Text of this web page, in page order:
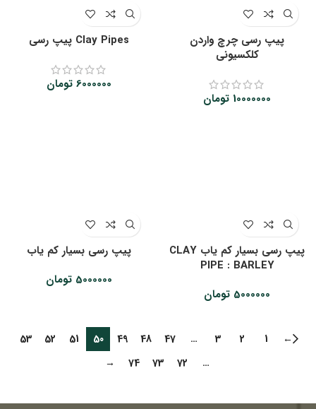
پیپ رسی چرچ واردن
کلکسیونی
10000000 تومان
Clay Pipes پیپ رسی
6000000 تومان
پیپ رسی بسیار کم یاب CLAY
PIPE : BARLEY
5000000 تومان
پیپ رسی بسیار کم یاب
5000000 تومان
←
1
2
3
…
47
48
49
50
51
52
53
…
72
73
74
→